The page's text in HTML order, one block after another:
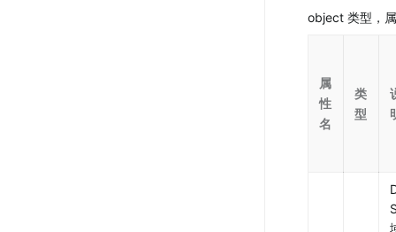
object 类型，
属
性
名
类
型